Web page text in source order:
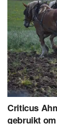
Criticus
gebruikt